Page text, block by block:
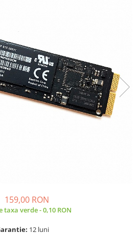
159,00 RON
taxa verde - 0,10 RON
12 luni